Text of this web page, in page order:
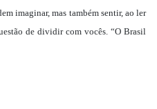
imaginar, mas também sentir, ao ler
de dividir com vocês. “O Brasil